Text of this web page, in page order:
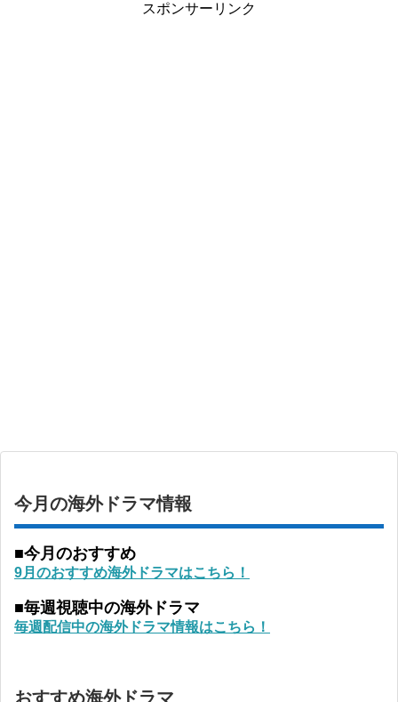
スポンサーリンク
今月の海外ドラマ情報
■今月のおすすめ
9月のおすすめ海外ドラマはこちら！
■毎週視聴中の海外ドラマ
毎週配信中の海外ドラマ情報はこちら！
おすすめ海外ドラマ